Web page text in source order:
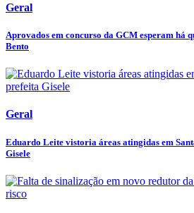
Geral
Aprovados em concurso da GCM esperam há
Bento
Geral
Eduardo Leite vistoria áreas atingidas em
Gisele